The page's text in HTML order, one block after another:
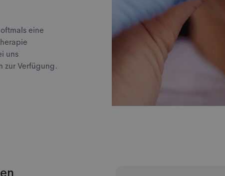
eine
uns
zur Verfügung.